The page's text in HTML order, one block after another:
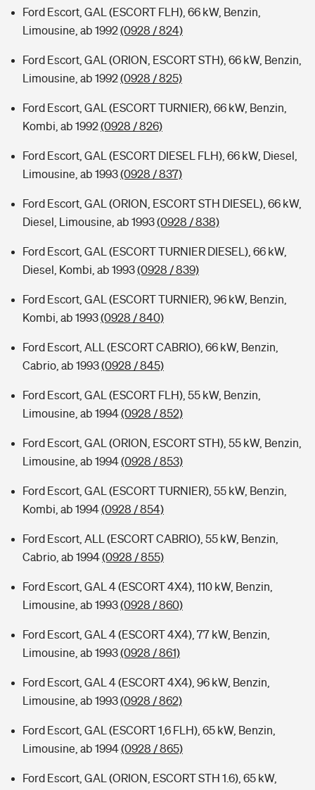
Ford Escort, GAL (ESCORT FLH), 66 kW, Benzin,
Limousine, ab 1992(0928 / 824)
Ford Escort, GAL (ORION, ESCORT STH), 66 kW, Benzin,
Limousine, ab 1992(0928 / 825)
Ford Escort, GAL (ESCORT TURNIER), 66 kW, Benzin,
Kombi, ab 1992(0928 / 826)
Ford Escort, GAL (ESCORT DIESEL FLH), 66 kW, Diesel,
Limousine, ab 1993(0928 / 837)
Ford Escort, GAL (ORION, ESCORT STH DIESEL), 66 kW,
Diesel, Limousine, ab 1993(0928 / 838)
Ford Escort, GAL (ESCORT TURNIER DIESEL), 66 kW,
Diesel, Kombi, ab 1993(0928 / 839)
Ford Escort, GAL (ESCORT TURNIER), 96 kW, Benzin,
Kombi, ab 1993(0928 / 840)
Ford Escort, ALL (ESCORT CABRIO), 66 kW, Benzin,
Cabrio, ab 1993(0928 / 845)
Ford Escort, GAL (ESCORT FLH), 55 kW, Benzin,
Limousine, ab 1994(0928 / 852)
Ford Escort, GAL (ORION, ESCORT STH), 55 kW, Benzin,
Limousine, ab 1994(0928 / 853)
Ford Escort, GAL (ESCORT TURNIER), 55 kW, Benzin,
Kombi, ab 1994(0928 / 854)
Ford Escort, ALL (ESCORT CABRIO), 55 kW, Benzin,
Cabrio, ab 1994(0928 / 855)
Ford Escort, GAL 4 (ESCORT 4X4), 110 kW, Benzin,
Limousine, ab 1993(0928 / 860)
Ford Escort, GAL 4 (ESCORT 4X4), 77 kW, Benzin,
Limousine, ab 1993(0928 / 861)
Ford Escort, GAL 4 (ESCORT 4X4), 96 kW, Benzin,
Limousine, ab 1993(0928 / 862)
Ford Escort, GAL (ESCORT 1,6 FLH), 65 kW, Benzin,
Limousine, ab 1994(0928 / 865)
Ford Escort, GAL (ORION, ESCORT STH 1.6), 65 kW,